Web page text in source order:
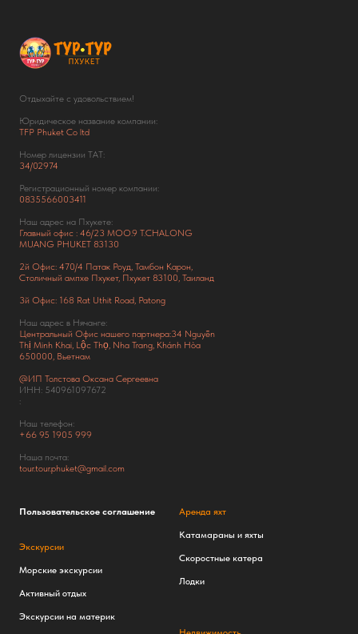
Отдыхайте с удовольствием!
Юридическое название компании:
TFP Phuket Co ltd
Номер лицензии ТАТ:
34/02974
Регистрационный номер компании:
0835566003411
Наш адрес на Пхукете:
Главный офис : 46/23 MOO.9 T.CHALONG
MUANG PHUKET 83130
2й Офис: 470/4 Патак Роуд, Тамбон Карон,
Столичный ампхе Пхукет, Пхукет 83100, Таиланд
3й Офис: 168 Rat Uthit Road, Patong
Наш адрес в Нячанге:
Центральный Офис нашего партнера:34 Nguyễn
Thị Minh Khai, Lộc Thọ, Nha Trang, Khánh Hòa
650000, Вьетнам
@ИП Толстова Оксана Сергеевна
ИНН: 540961097672
:
Наш телефон:
+66 95 1905 999
Наша почта:
tour.tour.phuket@gmail.com
Пользовательское соглашение
Экскурсии
Морские экскурсии
Активный отдых
Экскурсии на материк
Аренда яхт
Катамараны и яхты
Скоростные катера
Лодки